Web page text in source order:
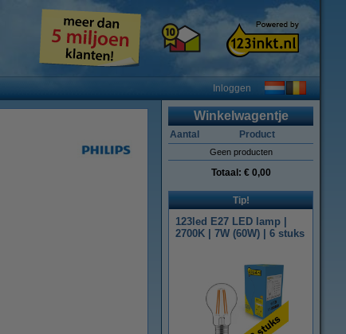
Inloggen
Winkelwagentje
Aantal Product
Geen producten
Totaal: € 0,00
Tip!
123led E27 LED lamp |
2700K | 7W (60W) | 6 stuks